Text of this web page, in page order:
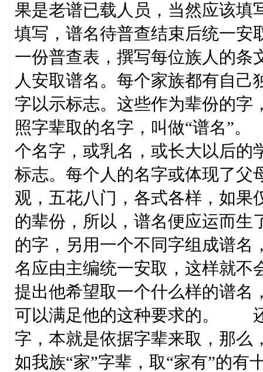
果是老谱已载人员，当然应该填
填写，谱名待普查结束后统
一份普查表，撰写每位族人的
人安取谱名。每个家族都有自
字以示标志。这些作为辈份的字
照字辈取的名字，叫做“谱名”
个名字，或乳名，或长大以后的
标志。每个人的名字或体现了父
观，五花八门，各式各样，如果
的辈份，所以，谱名便应运而生
的字，另用一个不同字组成谱
名应由主编统一安取，这样就不
提出他希望取一个什么样的谱名
可以满足他的这种要求的。 还
字，本就是依据字辈来取，那么
如我族“家”字辈，取“家有”的有